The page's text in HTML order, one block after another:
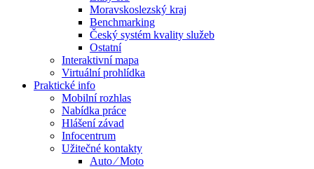
Moravskoslezský kraj
Benchmarking
Český systém kvality služeb
Ostatní
Interaktivní mapa
Virtuální prohlídka
Praktické info
Mobilní rozhlas
Nabídka práce
Hlášení závad
Infocentrum
Užitečné kontakty
Auto ⁄ Moto